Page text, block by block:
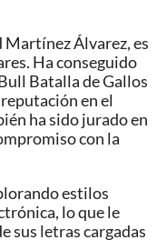
Martínez Álvarez, es
Ha conseguido
Batalla de Gallos
en el
ha sido jurado en
con la
estilos
lo que le
sus letras cargadas